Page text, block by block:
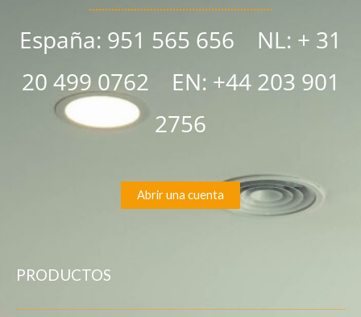
España: 951 565 656 NL: + 31
20 499 0762 EN: +44 203 901
2756
Abrir una cuenta
PRODUCTOS